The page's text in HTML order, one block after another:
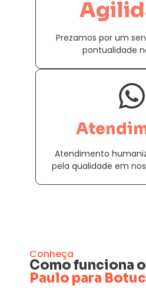
Prezamos por um
pontualidade
Atendimento
pela qualidade em
Conheça
Como funciona o
Paulo para